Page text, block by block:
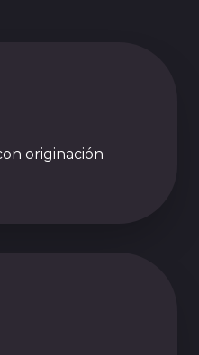
originación